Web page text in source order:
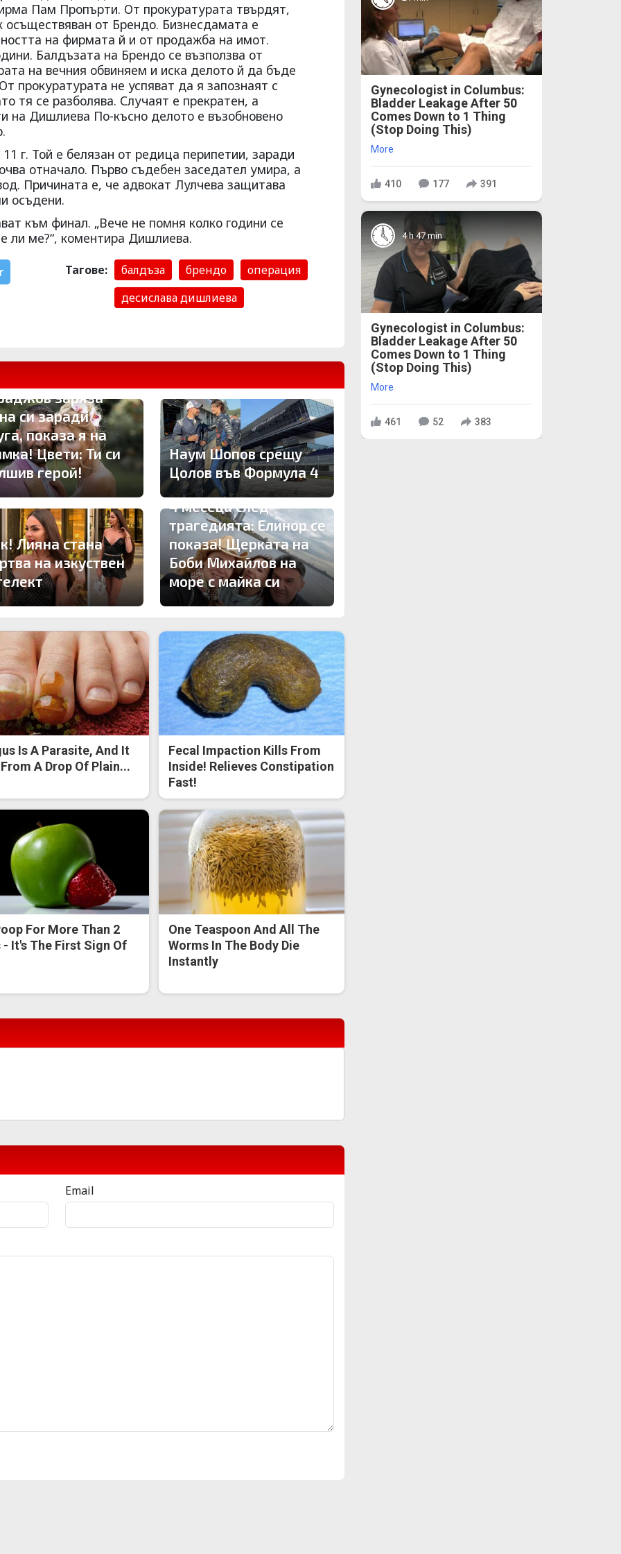
Пам Пропърти. От прокуратурата твърдят,
осъществяван от Брендо. Бизнесдамата е
на фирмата й и от продажба на имот.
Балдъзата на Брендо се възползва от
на вечния обвиняем и иска делото й да бъде
прокуратурата не успяват да я запознаят с
тя се разболява. Случаят е прекратен, а
на Дишлиева По-късно делото е възобновено
г. Той е белязан от редица перипетии, заради
отначало. Първо съдебен заседател умира, а
Причината е, че адвокат Лулчева защитава
осъдени.
към финал. „Вече не помня колко години се
ли ме?“, коментира Дишлиева.
Тагове: балдъза брендо
операция
десислава дишлиева
заряза
си заради
показа я на
Цвети: Ти си
герой!
Наум Шопов срещу
Цолов във Формула 4
Лияна стана
на изкуствен
4 месеца след
трагедията: Елинор се
показа! Щерката на
Боби Михайлов на
море с майка си
Is A Parasite, And It
A Drop Of Plain...
Fecal Impaction Kills From
Inside! Relieves Constipation
Fast!
For More Than 2
- It's The First Sign Of
One Teaspoon And All The
Worms In The Body Die
Instantly
Email
Gynecologist in Columbus:
Bladder Leakage After 50
Comes Down to 1 Thing
(Stop Doing This)
More
410 177 391
4 h 47 min
Gynecologist in Columbus:
Bladder Leakage After 50
Comes Down to 1 Thing
(Stop Doing This)
More
461 52 383